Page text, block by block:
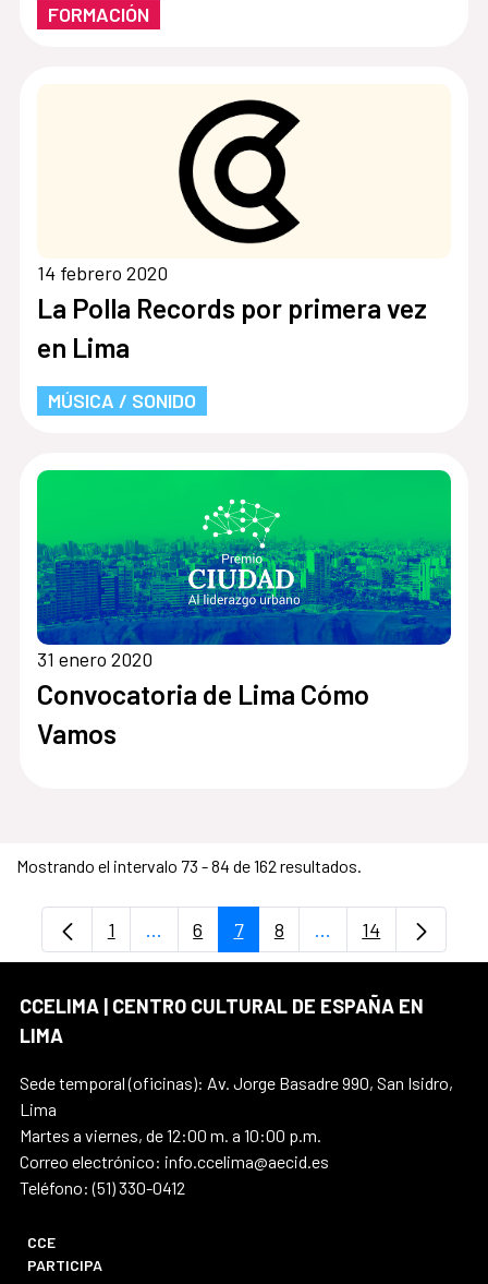
FORMACIÓN
14 febrero 2020
La Polla Records por primera vez
en Lima
MÚSICA / SONIDO
31 enero 2020
Convocatoria de Lima Cómo
Vamos
Mostrando el intervalo 73 - 84 de 162 resultados.
Página
1 ...Páginas intermedias Use TAB para
Página
6 Página
7 Página
8 ...PáginasPágina
14
CCELIMA | CENTRO CULTURAL DE ESPAÑA EN
LIMA
Sede temporal (oficinas): Av. Jorge Basadre 990, San Isidro,
Lima
Martes a viernes, de 12:00 m. a 10:00 p.m.
Correo electrónico: info.ccelima@aecid.es
Teléfono: (51) 330-0412
CCE
PARTICIPA